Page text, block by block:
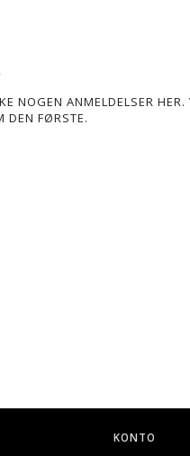
NOGEN ANMELDELSER
DEN FØRSTE.
KONTO